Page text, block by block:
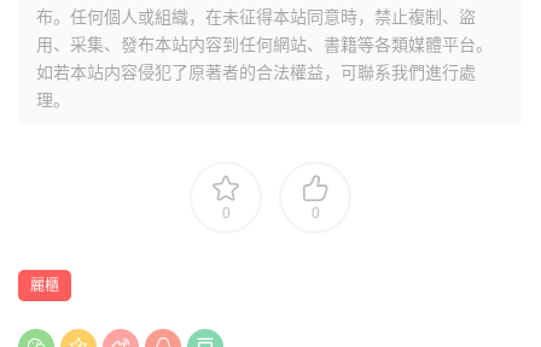
布。任何個人或組織，在未征得本站同意時，禁止複制、盜
用、采集、發布本站内容到任何網站、書籍等各類媒體平台。
如若本站内容侵犯了原著者的合法權益，可聯系我們進行處
理。
0 0
麗櫃